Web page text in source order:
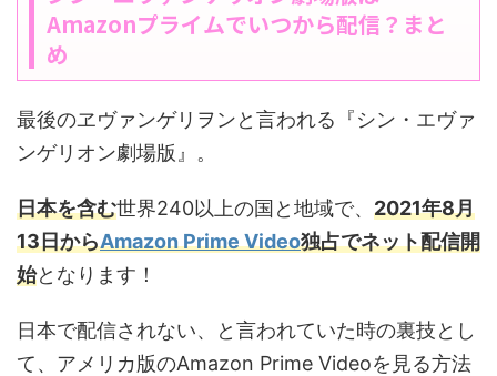
Amazonプライムでいつから配信？まと
め
最後のヱヴァンゲリヲンと言われる『シン・エヴァ
ンゲリオン劇場版』。
日本を含む世界240以上の国と地域で、 2021年8月
13日からAmazon Prime Video独占でネット配信開
始となります！
日本で配信されない、と言われていた時の裏技とし
て、アメリカ版のAmazon Prime Videoを見る方法